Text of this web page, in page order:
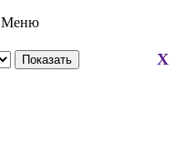
Меню
X